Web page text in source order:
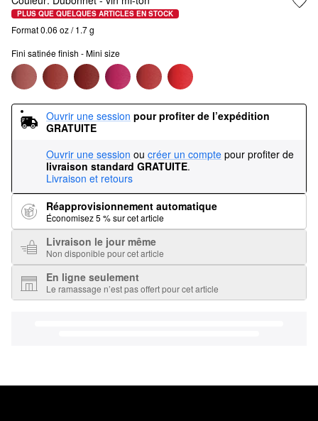
PLUS QUE QUELQUES ARTICLES EN STOCK
Format 0.06 oz / 1.7 g
Fini satinée finish - Mini size
Ouvrir une session pour profiter de l’expédition
GRATUITE
Ouvrir une session ou créer un compte pour profiter de
livraison standard GRATUITE.
Livraison et retours
Réapprovisionnement automatique
Économisez 5 % sur cet article
Livraison le jour même
Non disponible pour cet article
En ligne seulement
Le ramassage n’est pas offert pour cet article